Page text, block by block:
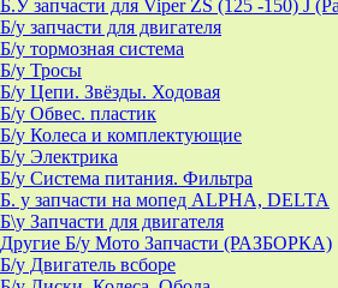
Б.У запчасти для Viper ZS (125 -150) J
Б/у запчасти для двигателя
Б/у тормозная система
Б/у Тросы
Б/у Цепи. Звёзды. Ходовая
Б/у Обвес. пластик
Б/у Колеса и комплектующие
Б/у Электрика
Б/у Система питания. Фильтра
Б. у запчасти на мопед ALPHA, DELTA
Б\у Запчасти для двигателя
Другие Б/у Мото Запчасти (РАЗБОРКА)
Б/у Двигатель всборе